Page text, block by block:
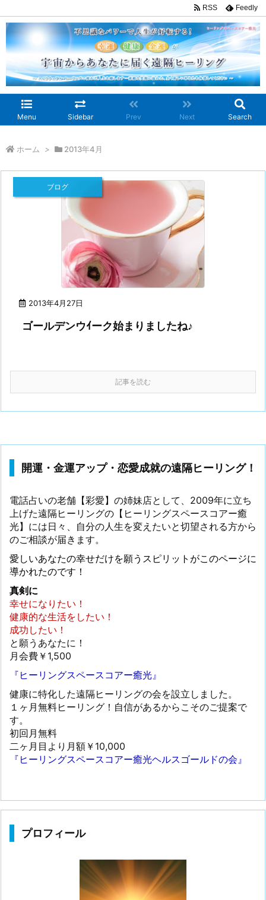
Menu Sidebar Prev Next Search
RSS Feedly
ホーム > 2013年4月
2013年4月27日
ブログ
ゴールデンウｲーク始まりましたね♪
記事を読む
開運・金運アップ・恋愛成就の遠隔ヒーリング！
電話占いの老舗【彩愛】の姉妹店として、2009年に立ち
上げた遠隔ヒーリングの【ヒーリングスペースコアー癒
光】には日々、自分の人生を変えたいと切望される方から
のご相談が届きます。
愛しいあなたの幸せだけを願うスピリットがこのページに
導かれたのです！
真剣に
幸せになりたい！
健康的な生活をしたい！
成功したい！
と願うあなたに！
月会費￥1,500
『ヒーリングスペースコアー癒光』
健康に特化した遠隔ヒーリングの会を設立しました。
１ヶ月無料ヒーリング！自信があるからこそのご提案で
す。
初回月無料
二ヶ月目より月額￥10,000
『ヒーリングスペースコアー癒光ヘルスゴールドの会』
プロフィール